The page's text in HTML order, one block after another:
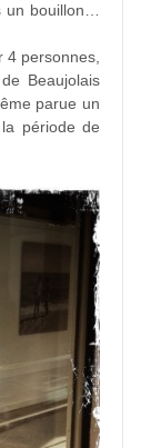
bouillon…
4 personnes,
Beaujolais
parue un
période de